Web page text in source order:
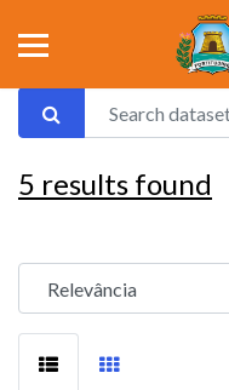
5 results found